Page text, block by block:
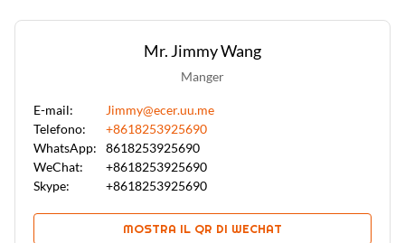
Mr. Jimmy Wang
Manger
E-mail:
Jimmy@ecer.uu.me
Telefono:
+8618253925690
WhatsApp:
8618253925690
WeChat:
+8618253925690
Skype:
+8618253925690
MOSTRA IL QR DI WECHAT